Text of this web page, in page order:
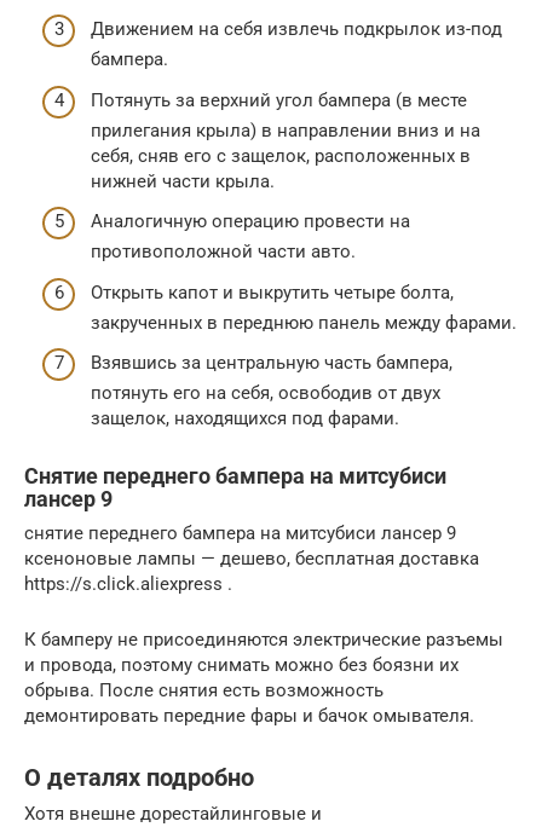
Движением на себя извлечь подкрылок из-под
бампера.
Потянуть за верхний угол бампера (в месте
прилегания крыла) в направлении вниз и на
себя, сняв его с защелок, расположенных в
нижней части крыла.
Аналогичную операцию провести на
противоположной части авто.
Открыть капот и выкрутить четыре болта,
закрученных в переднюю панель между фарами.
Взявшись за центральную часть бампера,
потянуть его на себя, освободив от двух
защелок, находящихся под фарами.
Снятие переднего бампера на митсубиси
лансер 9
снятие переднего бампера на митсубиси лансер 9
ксеноновые лампы — дешево, бесплатная доставка
https://s.click.aliexpress .
К бамперу не присоединяются электрические разъемы
и провода, поэтому снимать можно без боязни их
обрыва. После снятия есть возможность
демонтировать передние фары и бачок омывателя.
О деталях подробно
Хотя внешне дорестайлинговые и